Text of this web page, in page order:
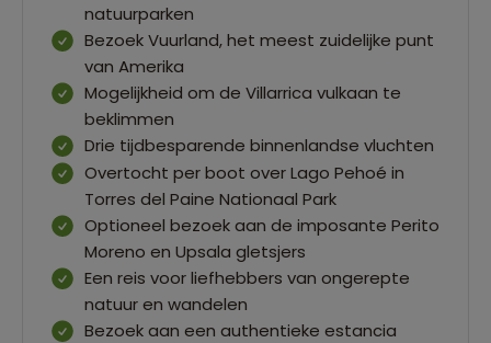
natuurparken
Bezoek Vuurland, het meest zuidelijke punt
van Amerika
Mogelijkheid om de Villarrica vulkaan te
beklimmen
Drie tijdbesparende binnenlandse vluchten
Overtocht per boot over Lago Pehoé in
Torres del Paine Nationaal Park
Optioneel bezoek aan de imposante Perito
Moreno en Upsala gletsjers
Een reis voor liefhebbers van ongerepte
natuur en wandelen
Bezoek aan een authentieke estancia